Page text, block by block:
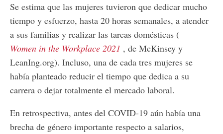
Se estima que las mujeres tuvieron que dedicar mucho
tiempo y esfuerzo, hasta 20 horas semanales, a atender
a sus familias y realizar las tareas domésticas (
Women in the Workplace 2021 , de McKinsey y
LeanIng.org). Incluso, una de cada tres mujeres se
había planteado reducir el tiempo que dedica a su
carrera o dejar totalmente el mercado laboral.
En retrospectiva, antes del COVID-19 aún había una
brecha de género importante respecto a salarios,